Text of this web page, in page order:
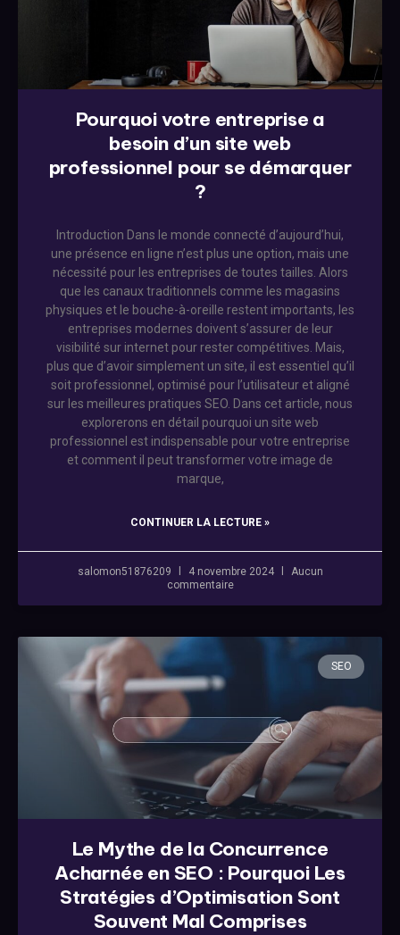
Pourquoi votre entreprise a
besoin d’un site web
professionnel pour se démarquer
?
Introduction Dans le monde connecté d’aujourd’hui,
une présence en ligne n’est plus une option, mais une
nécessité pour les entreprises de toutes tailles. Alors
que les canaux traditionnels comme les magasins
physiques et le bouche-à-oreille restent importants, les
entreprises modernes doivent s’assurer de leur
visibilité sur internet pour rester compétitives. Mais,
plus que d’avoir simplement un site, il est essentiel qu’il
soit professionnel, optimisé pour l’utilisateur et aligné
sur les meilleures pratiques SEO. Dans cet article, nous
explorerons en détail pourquoi un site web
professionnel est indispensable pour votre entreprise
et comment il peut transformer votre image de
marque,
CONTINUER LA LECTURE »
salomon51876209 4 novembre 2024
Aucun
commentaire
SEO
Le Mythe de la Concurrence
Acharnée en SEO : Pourquoi Les
Stratégies d’Optimisation Sont
Souvent Mal Comprises